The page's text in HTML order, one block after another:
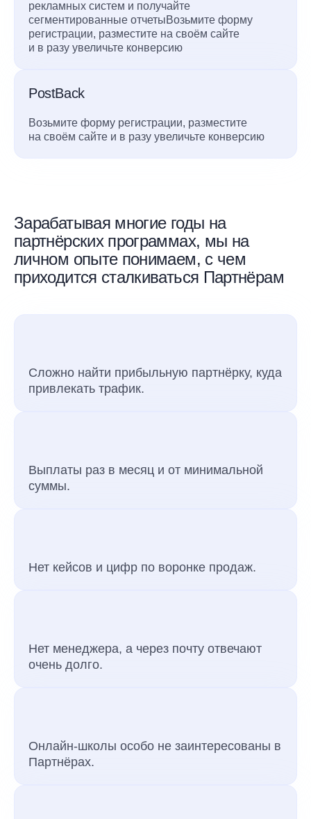
рекламных систем и получайте
сегментированные отчетыВозьмите форму
регистрации, разместите на своём сайте
и в разу увеличьте конверсию
PostBack
Возьмите форму регистрации, разместите
на своём сайте и в разу увеличьте конверсию
Зарабатывая многие годы на
партнёрских программах, мы на
личном опыте понимаем, с чем
приходится сталкиваться Партнёрам
Сложно найти прибыльную партнёрку, куда
привлекать трафик.
Выплаты раз в месяц и от минимальной
суммы.
Нет кейсов и цифр по воронке продаж.
Нет менеджера, а через почту отвечают
очень долго.
Онлайн-школы особо не заинтересованы в
Партнёрах.